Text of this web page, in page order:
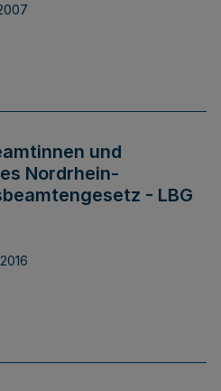
und
Nordrhein-
- LBG